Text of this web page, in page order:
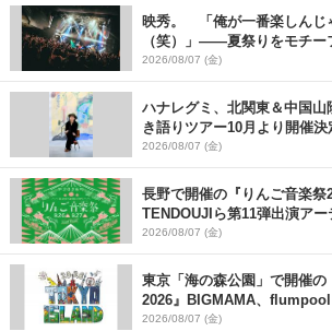
映秀。 「俺が一番楽しんじ
（笑）」――夏祭りをモチー
ペシャルライブ『色祭』レポ
2026/08/07 (金)
ハナレグミ、北関東＆中国
き語りツアー10月より開催決
2026/08/07 (金)
長野で開催の『りんご音楽祭
TENDOUJIら第11弾出演ア
発表
2026/08/07 (金)
東京「海の森公園」で開催
2026』BIGMAMA、flumpool
発表 ワークショップ・アー
2026/08/07 (金)